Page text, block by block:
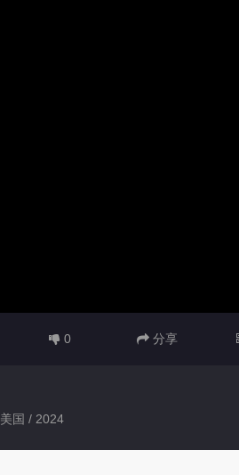
0 分享
美国 / 2024